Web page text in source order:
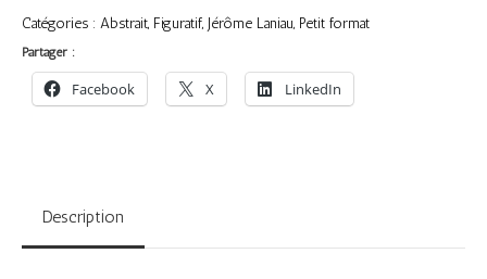
bois
Catégories : Abstrait, Figuratif, Jérôme Laniau, Petit format
Partager :
Facebook X LinkedIn
Description